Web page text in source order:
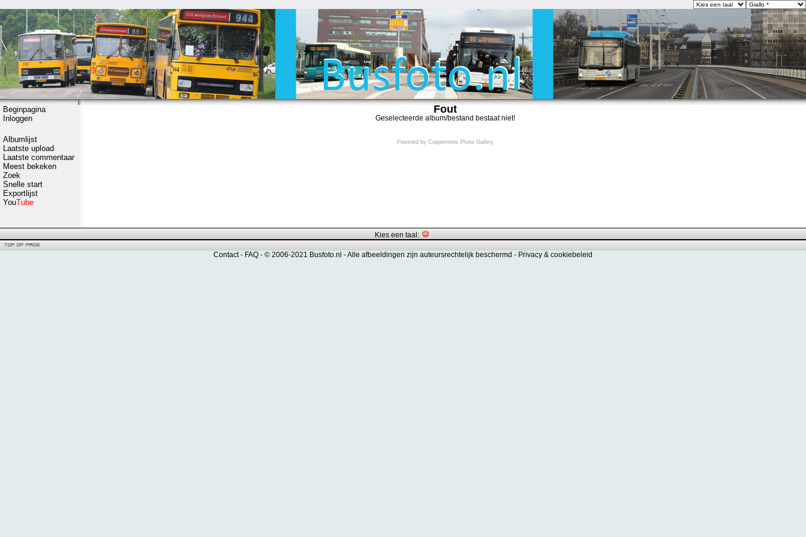
Beginpagina
Inloggen
Albumlijst
Laatste upload
Laatste commentaar
Meest bekeken
Zoek
Snelle start
Exportlijst
YouTube
Fout
Geselecteerde album/bestand bestaat niet!
Powered by Coppermine Photo Gallery
Kies een taal:
Contact- FAQ - © 2006-2021 Busfoto.nl -Alle afbeeldingen zijn auteursrechtelijk beschermd - Privacy & cookiebeleid